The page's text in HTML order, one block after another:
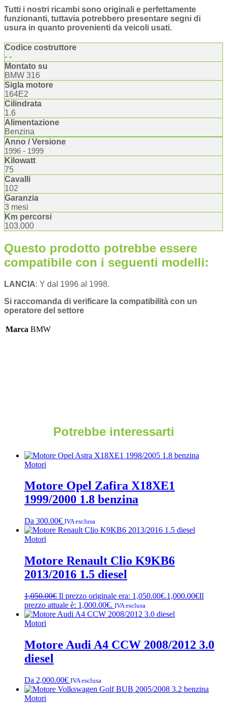
Tutti i nostri ricambi sono originali e perfettamente
funzionanti, tuttavia potrebbero presentare segni di
usura in quanto provenienti da veicoli usati.
Codice costruttore
- -
Montato su
BMW 316
Sigla motore
164E2
Cilindrata
1.6
Alimentazione
Benzina
Anno / Versione
1996 - 1999
Kilowatt
75
Cavalli
102
Garanzia
3 mesi
Km percorsi
103.000
Questo prodotto potrebbe essere
compatibile con i seguenti modelli:
LANCIA: Y dal 1996 al 1998.
Si raccomanda di verificare la compatibilità con un
operatore del settore
Marca BMW
Potrebbe interessarti
Motori
Motore Opel Zafira X18XE1
1999/2000 1.8 benzina
Da 300.00€ IVA esclusa
Motori
Motore Renault Clio K9KB6
2013/2016 1.5 diesel
1,050.00€ Il prezzo originale era: 1,050.00€.1,000.00€Il
prezzo attuale è: 1,000.00€. IVA esclusa
Motori
Motore Audi A4 CCW 2008/2012 3.0
diesel
Da 2,000.00€ IVA esclusa
Motori